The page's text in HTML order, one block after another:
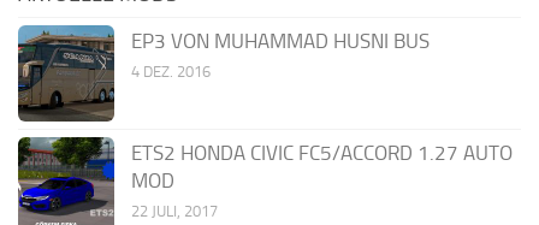
EP3 VON MUHAMMAD HUSNI BUS
4 DEZ. 2016
ETS2 HONDA CIVIC FC5/ACCORD 1.27 AUTO
MOD
22 JULI, 2017